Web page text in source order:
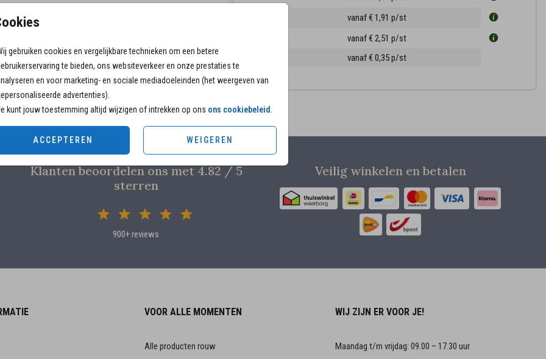
gebruiken cookies en vergelijkbare technieken om een betere
te bieden, ons websiteverkeer en onze prestaties te
en voor marketing- en sociale mediadoeleinden (het weergeven van
advertenties).
kunt jouw toestemming altijd wijzigen of intrekken op ons ons cookiebeleid
ACCEPTEREN WEIGEREN
vanaf € 1,91 p/st
vanaf € 2,51 p/st
vanaf € 0,35p/st
Klanten beoordelen ons met 4.82 / 5
sterren
900+ reviews
Veilig winkelen en betalen
VOOR ALLE MOMENTEN
Alle producten rouw
WIJ ZIJN ER VOOR JE!
Maandag t/m vrijdag: 09.00 – 17.30 uur